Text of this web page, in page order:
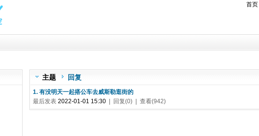
首页
主题 回复
1. 有没明天一起搭公车去威斯勒逛街的
最后发表 2022-01-01 15:30| 回复(0) | 查看(942)